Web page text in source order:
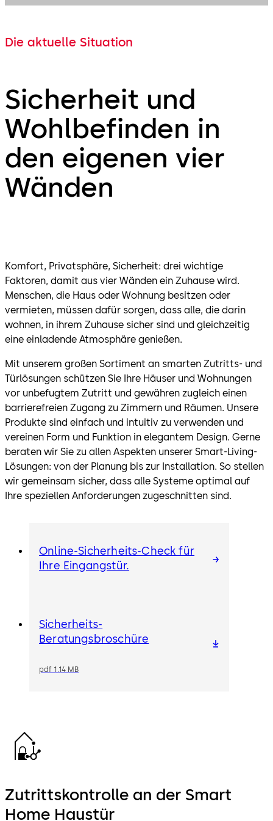
Die aktuelle Situation
Sicherheit und
Wohlbefinden in
den eigenen vier
Wänden
Komfort, Privatsphäre, Sicherheit: drei wichtige
Faktoren, damit aus vier Wänden ein Zuhause wird.
Menschen, die Haus oder Wohnung besitzen oder
vermieten, müssen dafür sorgen, dass alle, die darin
wohnen, in ihrem Zuhause sicher sind und gleichzeitig
eine einladende Atmosphäre genießen.
Mit unserem großen Sortiment an smarten Zutritts- und
Türlösungen schützen Sie Ihre Häuser und Wohnungen
vor unbefugtem Zutritt und gewähren zugleich einen
barrierefreien Zugang zu Zimmern und Räumen. Unsere
Produkte sind einfach und intuitiv zu verwenden und
vereinen Form und Funktion in elegantem Design. Gerne
beraten wir Sie zu allen Aspekten unserer Smart-Living-
Lösungen: von der Planung bis zur Installation. So stellen
wir gemeinsam sicher, dass alle Systeme optimal auf
Ihre speziellen Anforderungen zugeschnitten sind.
Online-Sicherheits-Check für
Ihre Eingangstür.
Sicherheits-
Beratungsbroschüre
pdf 1.14 MB
Zutrittskontrolle an der Smart
Home Haustür